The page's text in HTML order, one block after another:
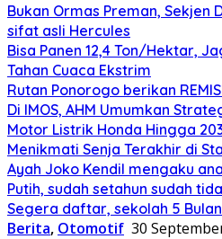
Bukan Ormas Preman, Sekjen
sifat asli Hercules
Bisa Panen 12,4 Ton/Hektar,
Tahan Cuaca Ekstrim
Rutan Ponorogo berikan
Di IMOS, AHM Umumkan
Motor Listrik Honda Hingga
Menikmati Senja Terakhir di
Ayah Joko Kendil mengaku
Putih, sudah setahun sudah
Segera daftar, sekolah 5
Berita, Otomotif 30